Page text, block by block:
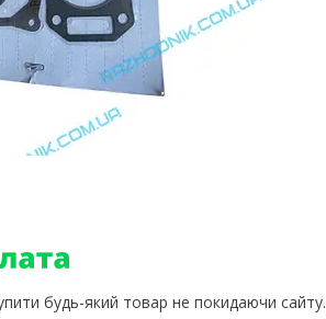
будь-який товар не покидаючи сайту.